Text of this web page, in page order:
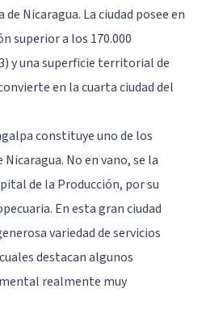
Nicaragua. La ciudad posee en
superior a los 170.000
y una superficie territorial de
en la cuarta ciudad del
constituye uno de los
No en vano, se la
de la Producción, por su
En esta gran ciudad
variedad de servicios
destacan algunos
realmente muy